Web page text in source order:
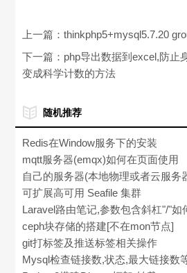
上一篇：thinkphp5+mysql5.7.20
下一篇： php导出数据到excel,防止
变成科学计数的方法
随机推荐
Redis在Window服务下的安装
mqtt服务器(emqx)如何在页面使用
webSocket连接?(可带用户名密码
自己的服务器(本地物理或者云服务
以搭建哪些方便自己使用、有意思的
呢？
可扩展高可用 Seafile 集群
Laravel路由笔记,参数包含斜杠"/"如
非必须参数如何定义?
ceph块存储的搭建[不在mon节点]
git打标签及推送标签相关操作
Mysql检查链接数,状态,最大链接数